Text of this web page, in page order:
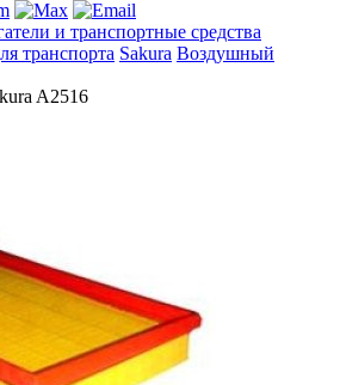
и транспортные средства
транспорта Sakura Воздушный
A2516